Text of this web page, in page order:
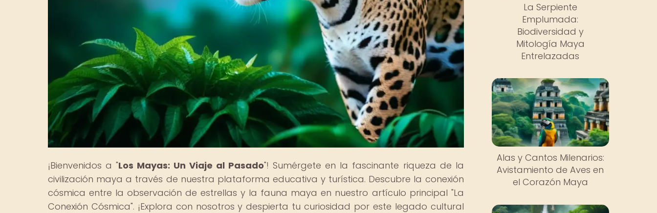
¡Bienvenidos a "Los Mayas: Un Viaje al Pasado"! Sumérgete en la fascinante riqueza de la
civilización maya a través de nuestra plataforma educativa y turística. Descubre la conexión
cósmica entre la observación de estrellas y la fauna maya en nuestro artículo principal "La
Conexión Cósmica". ¡Explora con nosotros y despierta tu curiosidad por este legado cultural
La Serpiente
Emplumada:
Biodiversidad y
Mitología Maya
Entrelazadas
Alas y Cantos Milenarios:
Avistamiento de Aves en
el Corazón Maya